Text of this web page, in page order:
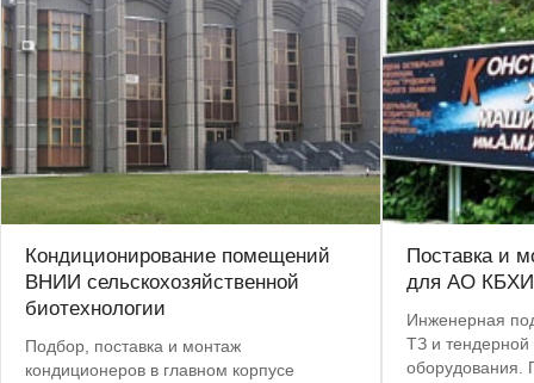
Кондиционирование помещений
ВНИИ сельскохозяйственной
биотехнологии
Подбор, поставка и монтаж
кондиционеров в главном корпусе
Поставка и
для АО
Инженерная
ТЗ и тендерной
оборудования. Поставка в г. Королев и